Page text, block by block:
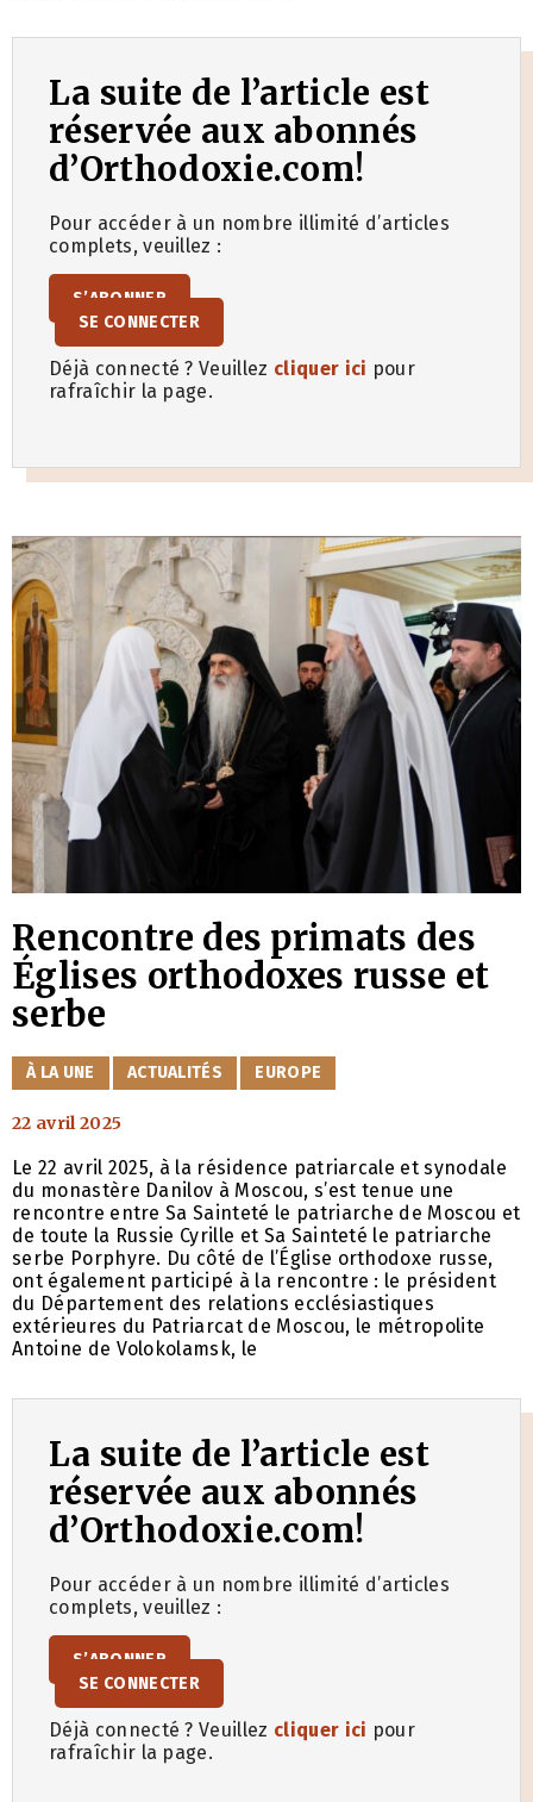
La suite de l’article est
réservée aux abonnés
d’Orthodoxie.com!
Pour accéder à un nombre illimité d’articles
complets, veuillez :
S’ABONNER
SE CONNECTER
Déjà connecté ? Veuillez cliquer ici pour
rafraîchir la page.
Rencontre des primats des
Églises orthodoxes russe et
serbe
CATÉGORIES
À LA UNE ACTUALITÉS EUROPE
22 avril 2025
Le 22 avril 2025, à la résidence patriarcale et synodale
du monastère Danilov à Moscou, s’est tenue une
rencontre entre Sa Sainteté le patriarche de Moscou et
de toute la Russie Cyrille et Sa Sainteté le patriarche
serbe Porphyre. Du côté de l’Église orthodoxe russe,
ont également participé à la rencontre : le président
du Département des relations ecclésiastiques
extérieures du Patriarcat de Moscou, le métropolite
Antoine de Volokolamsk, le
La suite de l’article est
réservée aux abonnés
d’Orthodoxie.com!
Pour accéder à un nombre illimité d’articles
complets, veuillez :
S’ABONNER
SE CONNECTER
Déjà connecté ? Veuillez cliquer ici pour
rafraîchir la page.